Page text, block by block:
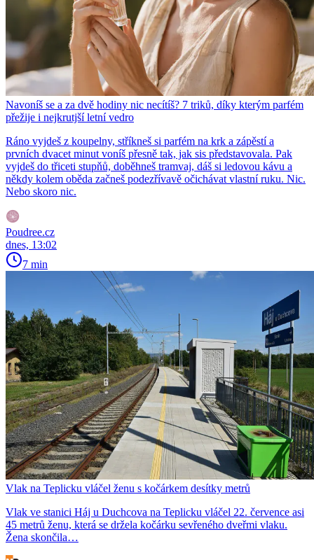
Navoníš se a za dvě hodiny nic necítíš? 7 triků, díky kterým parfém
přežije i nejkrutjší letní vedro
Ráno vyjdeš z koupelny, stříkneš si parfém na krk a zápěstí a
prvních dvacet minut voníš přesně tak, jak sis představovala. Pak
vyjdeš do třiceti stupňů, doběhneš tramvaj, dáš si ledovou kávu a
někdy kolem oběda začneš podezřívavě očichávat vlastní ruku. Nic.
Nebo skoro nic.
Poudree.cz
dnes, 13:02
7 min
Vlak na Teplicku vláčel ženu s kočárkem desítky metrů
Vlak ve stanici Háj u Duchcova na Teplicku vláčel 22. července asi
45 metrů ženu, která se držela kočárku sevřeného dveřmi vlaku.
Žena skončila…